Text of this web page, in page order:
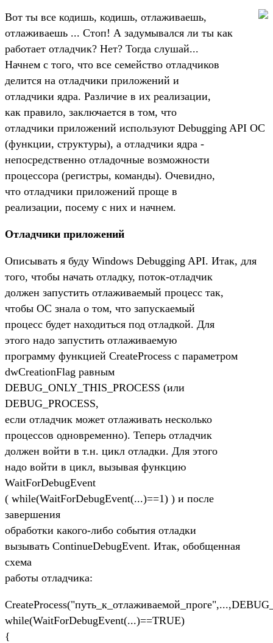
Вот ты все кодишь, кодишь, отлаживаешь,
отлаживаешь ... Стоп! А задумывался ли ты как
работает отладчик? Нет? Тогда слушай...
Начнем с того, что все семейство отладчиков
делится на отладчики приложений и
отладчики ядра. Различие в их реализации,
как правило, заключается в том, что
отладчики приложений используют Debugging API ОС
(функции, структуры), а отладчики ядра -
непосредственно отладочные возможности
процессора (регистры, команды). Очевидно,
что отладчики приложений проще в
реализации, посему с них и начнем.
Отладчики приложений
Описывать я буду Windows Debugging API. Итак, для
того, чтобы начать отладку, поток-отладчик
должен запустить отлаживаемый процесс так,
чтобы ОС знала о том, что запускаемый
процесс будет находиться под отладкой. Для
этого надо запустить отлаживаемую
программу функцией CreateProcess с параметром
dwCreationFlag равным
DEBUG_ONLY_THIS_PROCESS (или
DEBUG_PROCESS,
если отладчик может отлаживать несколько
процессов одновременно). Теперь отладчик
должен войти в т.н. цикл отладки. Для этого
надо войти в цикл, вызывая функцию
WaitForDebugEvent
( while(WaitForDebugEvent(...)==1) ) и после
завершения
обработки какого-либо события отладки
вызывать ContinueDebugEvent. Итак, обобщенная
схема
работы отладчика:
while(WaitForDebugEvent(...)==TRUE)
{